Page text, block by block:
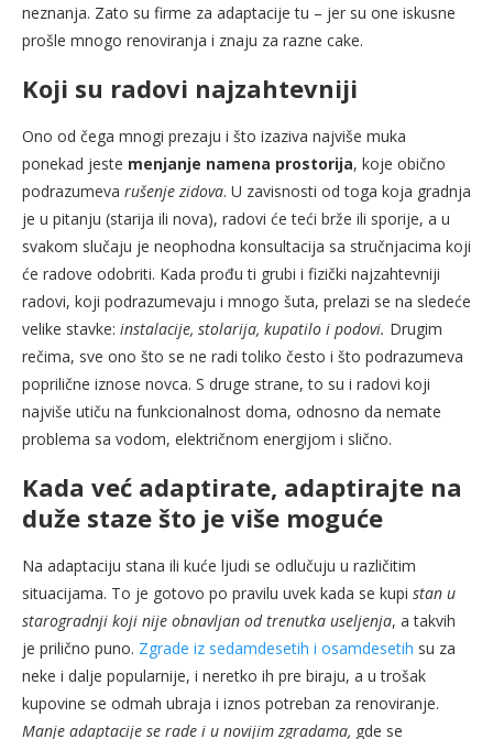
neznanja. Zato su firme za adaptacije tu – jer su one iskusne
prošle mnogo renoviranja i znaju za razne cake.
Koji su radovi najzahtevniji
Ono od čega mnogi prezaju i što izaziva najviše muka
ponekad jeste menjanje namena prostorija, koje obično
podrazumeva rušenje zidova. U zavisnosti od toga koja gradnja
je u pitanju (starija ili nova), radovi će teći brže ili sporije, a u
svakom slučaju je neophodna konsultacija sa stručnjacima koji
će radove odobriti. Kada prođu ti grubi i fizički najzahtevniji
radovi, koji podrazumevaju i mnogo šuta, prelazi se na sledeće
velike stavke: instalacije, stolarija, kupatilo i podovi. Drugim
rečima, sve ono što se ne radi toliko često i što podrazumeva
poprilične iznose novca. S druge strane, to su i radovi koji
najviše utiču na funkcionalnost doma, odnosno da nemate
problema sa vodom, električnom energijom i slično.
Kada već adaptirate, adaptirajte na
duže staze što je više moguće
Na adaptaciju stana ili kuće ljudi se odlučuju u različitim
situacijama. To je gotovo po pravilu uvek kada se kupi stan u
starogradnji koji nije obnavljan od trenutka useljenja, a takvih
je prilično puno. Zgrade iz sedamdesetih i osamdesetih su za
neke i dalje popularnije, i neretko ih pre biraju, a u trošak
kupovine se odmah ubraja i iznos potreban za renoviranje.
Manje adaptacije se rade i u novijim zgradama, gde se